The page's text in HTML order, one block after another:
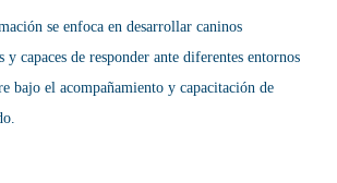
se enfoca en desarrollar caninos
y capaces de responder ante diferentes entornos
bajo el acompañamiento y capacitación de